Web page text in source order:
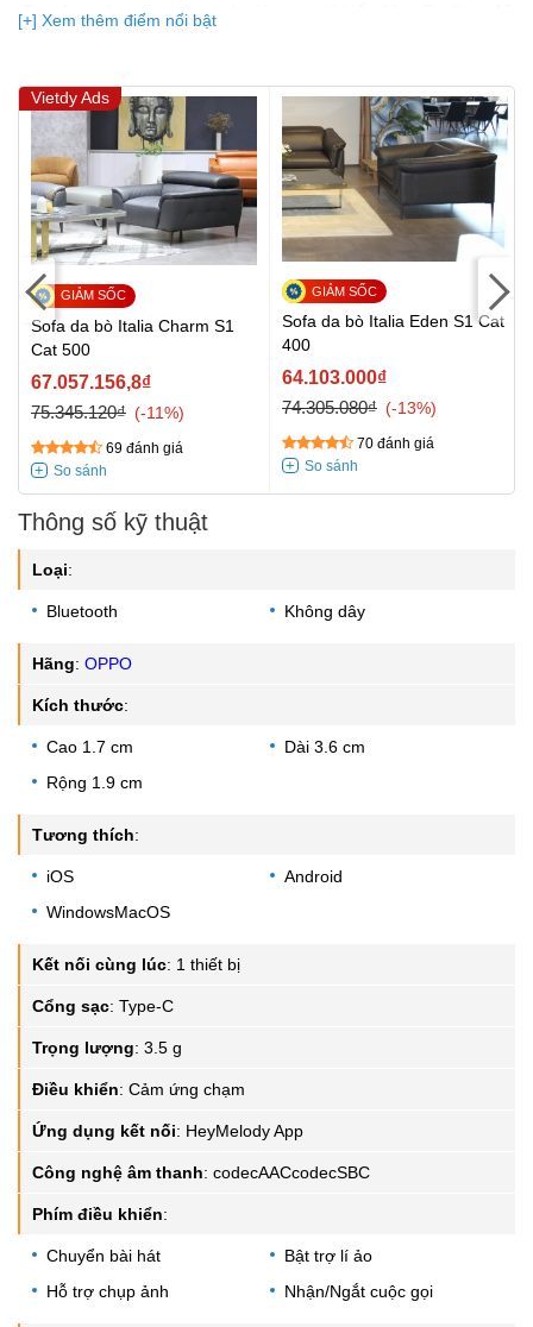
(Bạn đang được xem so sánh giá, xem giá biến động Realtime 10
lần cập nhật gần nhất)
[+] Xem thêm điểm nổi bật
Vietdy Ads
Sofa da bò Italia Charm S1
Cat 500
67.057.156,8₫
75.345.120₫
-11%
69 đánh giá
Sofa da bò Italia Eden S1 Cat
400
64.103.000₫
74.305.080₫
-13%
70 đánh giá
Thông số kỹ thuật
Loại:
Bluetooth Không dây
Hãng: OPPO
Kích thước:
Cao 1.7 cm
Dài 3.6 cm
Rộng 1.9 cm
Tương thích:
iOS
Android
WindowsMacOS
Kết nối cùng lúc: 1 thiết bị
Cổng sạc: Type-C
Trọng lượng: 3.5 g
Điều khiển: Cảm ứng chạm
Ứng dụng kết nối: HeyMelody App
Công nghệ âm thanh: codecAACcodecSBC
Phím điều khiển:
Chuyển bài hát
Bật trợ lí ảo
Hỗ trợ chụp ảnh
Nhận/Ngắt cuộc gọi